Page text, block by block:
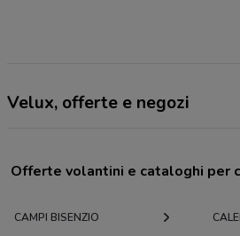
Velux, offerte e negozi
Offerte volantini e cataloghi per
CAMPI BISENZIO